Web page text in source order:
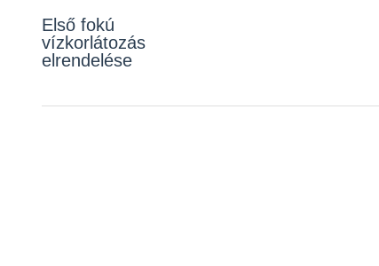
Első fokú
vízkorlátozás
elrendelése